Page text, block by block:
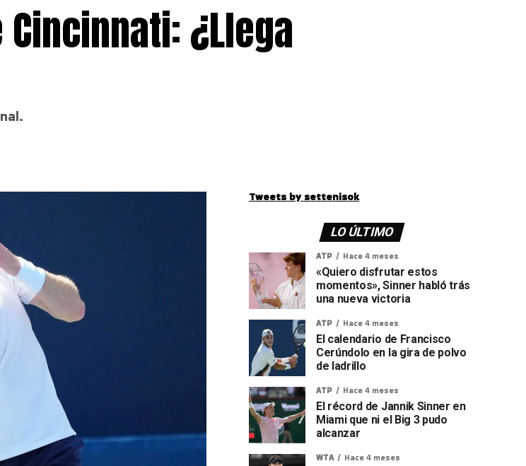
¿Llega
Tweets by settenisok
LO ÚLTIMO
ATP Hace 4 meses
«Quiero disfrutar estos
momentos», Sinner habló trás
una nueva victoria
ATP Hace 4 meses
El calendario de Francisco
Cerúndolo en la gira de polvo
de ladrillo
ATP Hace 4 meses
El récord de Jannik Sinner en
Miami que ni el Big 3 pudo
alcanzar
WTA Hace 4 meses